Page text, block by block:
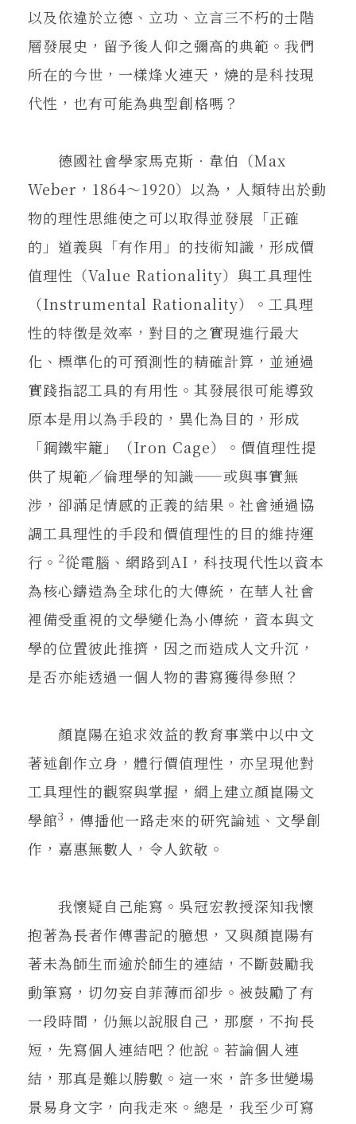
以及依違於立德、立功、立言三不朽的士階
層發展史，留予後人仰之彌高的典範。我們
所在的今世，一樣烽火連天，燒的是科技現
代性，也有可能為典型創格嗎？
德國社會學家馬克斯‧韋伯（Max
Weber，1864～1920）以為，人類特出於動
物的理性思維使之可以取得並發展「正確
的」道義與「有作用」的技術知識，形成價
值理性（Value Rationality）與工具理性
（Instrumental Rationality）。工具理
性的特徵是效率，對目的之實現進行最大
化、標準化的可預測性的精確計算，並通過
實踐指認工具的有用性。其發展很可能導致
原本是用以為手段的，異化為目的，形成
「鋼鐵牢籠」（Iron Cage）。價值理性提
供了規範／倫理學的知識——或與事實無
涉，卻滿足情感的正義的結果。社會通過協
調工具理性的手段和價值理性的目的維持運
行。 2從電腦、網路到AI，科技現代性以資本
為核心鑄造為全球化的大傳統，在華人社會
裡備受重視的文學變化為小傳統，資本與文
學的位置彼此推擠，因之而造成人文升沉，
是否亦能透過一個人物的書寫獲得參照？
顏崑陽在追求效益的教育事業中以中文
著述創作立身，體行價值理性，亦呈現他對
工具理性的觀察與掌握，網上建立顏崑陽文
學館3 ，傳播他一路走來的研究論述、文學創
作，嘉惠無數人，令人欽敬。
我懷疑自己能寫。吳冠宏教授深知我懷
抱著為長者作傳書記的臆想，又與顏崑陽有
著未為師生而逾於師生的連結，不斷鼓勵我
動筆寫，切勿妄自菲薄而卻步。被鼓勵了有
一段時間，仍無以說服自己，那麼，不拘長
短，先寫個人連結吧？他說。若論個人連
結，那真是難以勝數。這一來，許多世變場
景易身文字，向我走來。總是，我至少可寫